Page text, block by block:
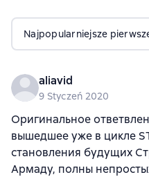
Najpopularniejsze
aliavid
9 Styczeń 2020
Оригинальное
вышедшее уже в цикле
становления будущих
Армаду, полны